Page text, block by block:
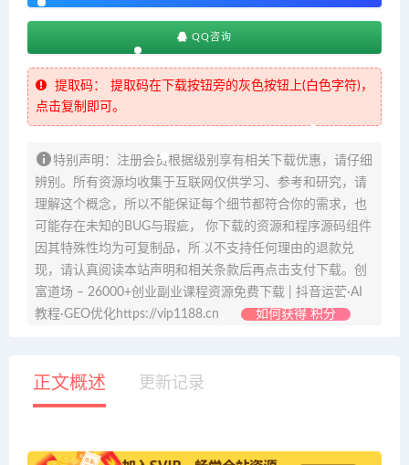
QQ咨询
提取码：
提取码在下载按钮旁的灰色按钮上(白色字符)，
点击复制即可。
特别声明：注册会员根据级别享有相关下载优惠，请仔细
辨别。所有资源均收集于互联网仅供学习、参考和研究，请
理解这个概念，所以不能保证每个细节都符合你的需求，也
可能存在未知的BUG与瑕疵， 你下载的资源和程序源码组件
因其特殊性均为可复制品，所以不支持任何理由的退款兑
现，请认真阅读本站声明和相关条款后再点击支付下载。创
富道场 – 26000+创业副业课程资源免费下载 | 抖音运营·AI
教程·GEO优化https://vip1188.cn
如何获得 积分
正文概述 更新记录